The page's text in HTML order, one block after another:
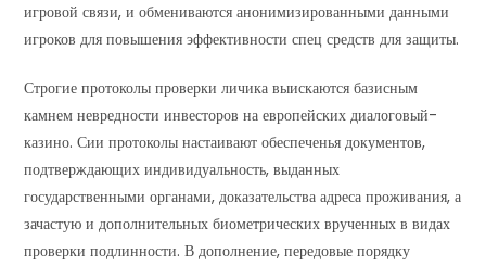
игровой связи, и обмениваются анонимизированными данными
игроков для повышения эффективности спец средств для защиты.
Строгие протоколы проверки личика выискаются базисным
камнем невредности инвесторов на европейских диалоговый-
казино. Сии протоколы настаивают обеспеченья документов,
подтверждающих индивидуальность, выданных
государственными органами, доказательства адреса проживания, а
зачастую и дополнительных биометрических врученных в видах
проверки подлинности. В дополнение, передовые порядку